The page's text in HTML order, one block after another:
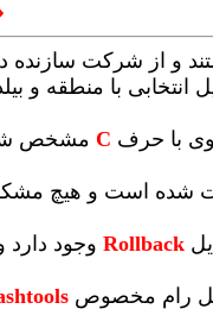
و از شرکت
با منطقه و
با حرف C مشخص
شده است و هیچ
Rollback وجود دارد
رام مخصوص